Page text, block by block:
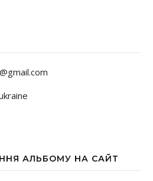
АЛЬБОМУ НА САЙТ